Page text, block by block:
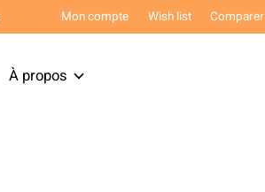
Mon compte Wish list Comparer
À propos